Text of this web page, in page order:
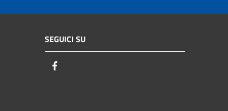
SEGUICI SU